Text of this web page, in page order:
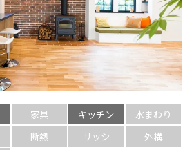
家具 キッチン
水まわり
断熱 サッシ
外構